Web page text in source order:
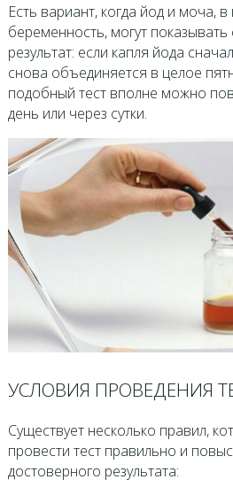
Есть вариант, когда йод и моча, в
беременность, могут
результат: если капля йода
снова объединяется в целое
подобный тест вполне можно
день или через сутки.
УСЛОВИЯ ПРОВЕДЕНИЯ
Существует несколько правил,
провести тест правильно и
достоверного результата: